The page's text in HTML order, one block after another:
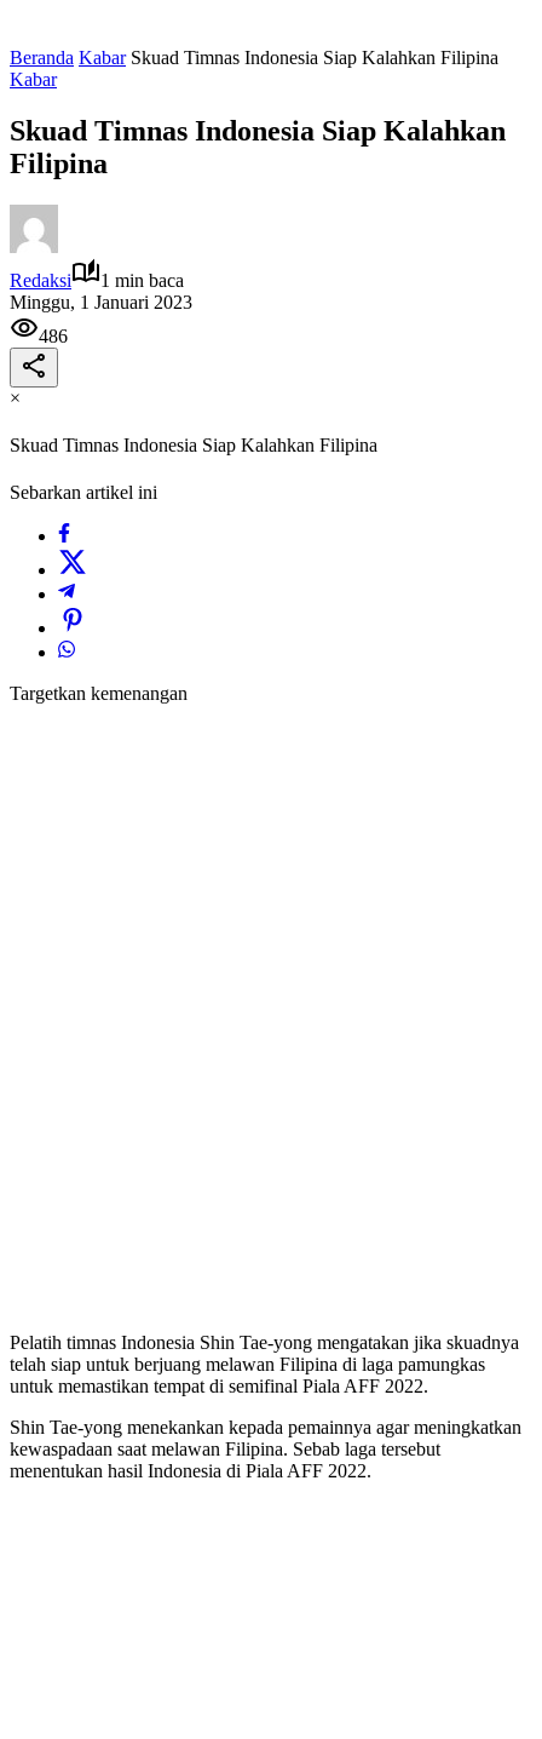
Beranda Kabar Skuad Timnas Indonesia Siap Kalahkan Filipina
Kabar
Skuad Timnas Indonesia Siap Kalahkan
Filipina
Redaksi
1 min baca
Minggu, 1 Januari 2023
486
×
Skuad Timnas Indonesia Siap Kalahkan Filipina
Sebarkan artikel ini
Targetkan kemenangan
Pelatih timnas Indonesia Shin Tae-yong mengatakan jika skuadnya
telah siap untuk berjuang melawan Filipina di laga pamungkas
untuk memastikan tempat di semifinal Piala AFF 2022.
Shin Tae-yong menekankan kepada pemainnya agar meningkatkan
kewaspadaan saat melawan Filipina. Sebab laga tersebut
menentukan hasil Indonesia di Piala AFF 2022.